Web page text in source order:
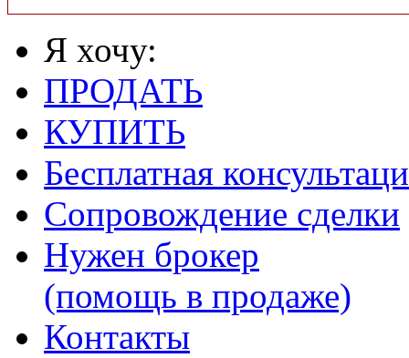
Я хочу:
ПРОДАТЬ
КУПИТЬ
Бесплатная
Сопровождение сделки
Нужен брокер
(помощь в продаже)
Контакты